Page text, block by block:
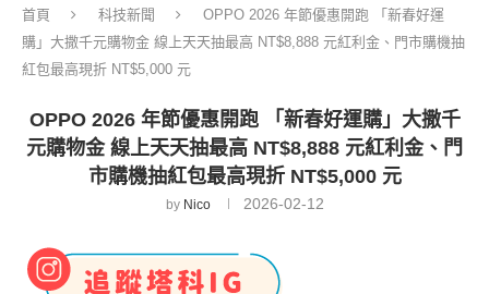
首頁 科技新聞
OPPO 2026 年節優惠開跑 「新春好運
購」大撒千元購物金 線上天天抽最高 NT$8,888 元紅利金、門市購機抽
紅包最高現折 NT$5,000 元
OPPO 2026 年節優惠開跑 「新春好運購」大撒千
元購物金 線上天天抽最高 NT$8,888 元紅利金、門
市購機抽紅包最高現折 NT$5,000 元
by Nico 2026-02-12